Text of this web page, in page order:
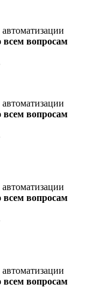
всем вопросам
всем вопросам
всем вопросам
всем вопросам